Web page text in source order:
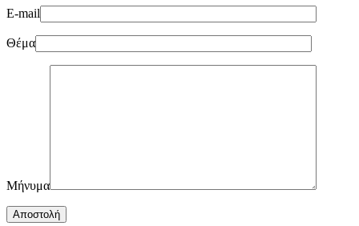
E-mail
Θέμα
Μήνυμα